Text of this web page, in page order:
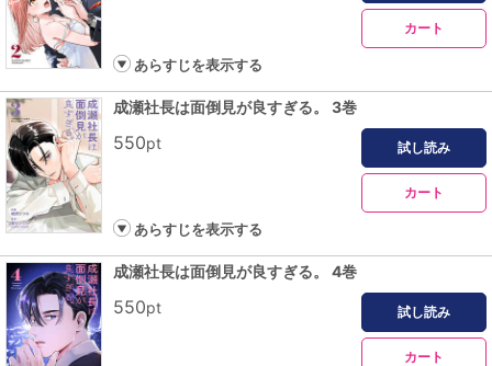
カート
あらすじを表示する
成瀬社長は面倒見が良すぎる。 3巻
550pt 試し読み
カート
あらすじを表示する
成瀬社長は面倒見が良すぎる。 4巻
550pt 試し読み
カート